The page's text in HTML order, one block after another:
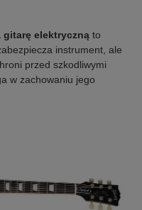
gitarę elektryczną to
instrument, ale
przed szkodliwymi
w zachowaniu jego